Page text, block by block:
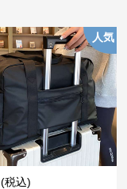
人気
(税込)